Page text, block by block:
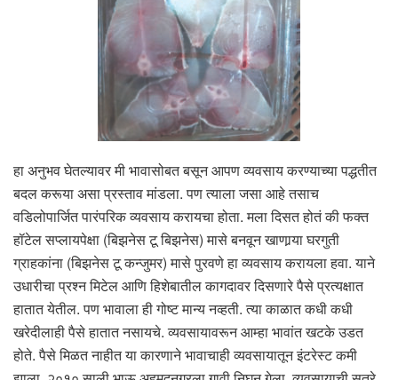
हा अनुभव घेतल्यावर मी भावासोबत बसून आपण व्यवसाय करण्याच्या पद्धतीत
बदल करूया असा प्रस्ताव मांडला. पण त्याला जसा आहे तसाच
वडिलोपार्जित पारंपरिक व्यवसाय करायचा होता. मला दिसत होतं की फक्त
हॉटेल सप्लायपेक्षा (बिझनेस टू बिझनेस) मासे बनवून खाणार्‍या घरगुती
ग्राहकांना (बिझनेस टू कन्जुमर) मासे पुरवणे हा व्यवसाय करायला हवा. याने
उधारीचा प्रश्न मिटेल आणि हिशेबातील कागदावर दिसणारे पैसे प्रत्यक्षात
हातात येतील. पण भावाला ही गोष्ट मान्य नव्हती. त्या काळात कधी कधी
खरेदीलाही पैसे हातात नसायचे. व्यवसायावरून आम्हा भावांत खटके उडत
होते. पैसे मिळत नाहीत या कारणाने भावाचाही व्यवसायातून इंटरेस्ट कमी